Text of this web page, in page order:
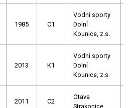
1985 C1
Vodní sporty
Dolní
Kounice, z.s.
2013 K1
Vodní sporty
Dolní
Kounice, z.s.
2011 C2
Otava
Strakonice